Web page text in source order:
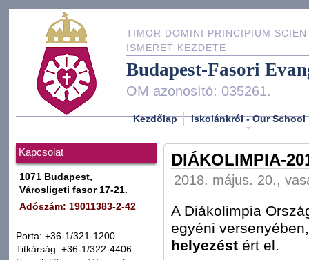
TIMOR DOMINI PRINCIPIUM
ISMERET KEZDETE
Budapest-Fasori
OM azonosító: 035261.
Kezdőlap Iskolánkról - Our School
Kapcsolat
1071 Budapest,
Városligeti fasor 17-21.
Adószám: 19011383-2-42
Porta: +36-1/321-1200
Titkárság: +36-1/322-4406
DIÁKOLIMPIA-
2018. május. 20.,
A Diákolimpia
egyéni
helyezést ért el.